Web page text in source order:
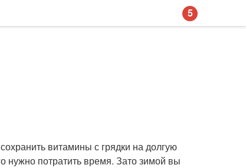
витамины с грядки на долгую
нужно потратить время. Зато зимой вы
5